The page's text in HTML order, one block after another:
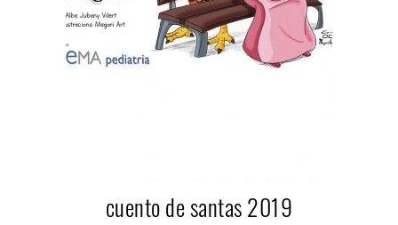
cuento de santas 2019